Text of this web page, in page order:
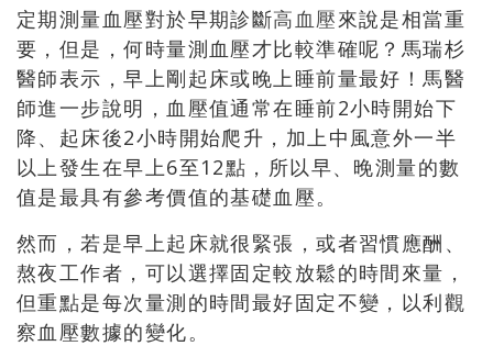
定期測量血壓對於早期診斷高血壓來說是相當重
要，但是，何時量測血壓才比較準確呢？馬瑞杉
醫師表示，早上剛起床或晚上睡前量最好！馬醫
師進一步說明，血壓值通常在睡前2小時開始下
降、起床後2小時開始爬升，加上中風意外一半
以上發生在早上6至12點，所以早、晚測量的數
值是最具有參考價值的基礎血壓。
然而，若是早上起床就很緊張，或者習慣應酬、
熬夜工作者，可以選擇固定較放鬆的時間來量，
但重點是每次量測的時間最好固定不變，以利觀
察血壓數據的變化。